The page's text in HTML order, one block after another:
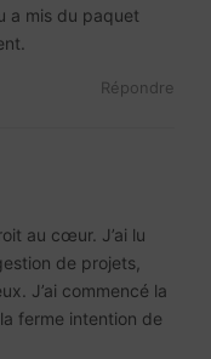
a mis du paquet
Répondre
au cœur. J’ai lu
de projets,
J’ai commencé la
ferme intention de